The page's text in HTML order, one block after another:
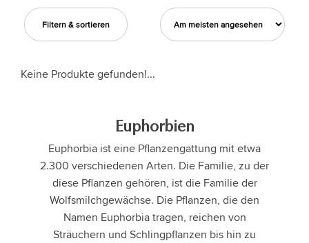
Filtern & sortieren
Keine Produkte gefunden!...
Euphorbien
Euphorbia ist eine Pflanzengattung mit etwa
2.300 verschiedenen Arten. Die Familie, zu der
diese Pflanzen gehören, ist die Familie der
Wolfsmilchgewächse. Die Pflanzen, die den
Namen Euphorbia tragen, reichen von
Sträuchern und Schlingpflanzen bis hin zu